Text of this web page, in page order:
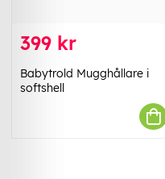
399 kr
Babytrold Mugghållare i
softshell